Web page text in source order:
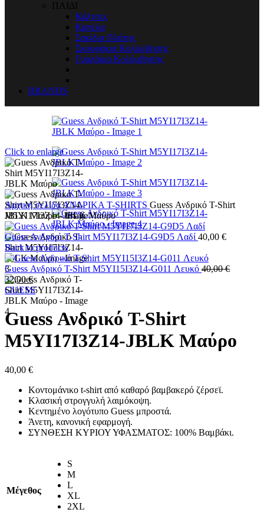
ΠΑΙΔΙ
Κάλτσες
Καπέλα
Σακίδια Πλάτης
Σκουφάκια Κολύμβησης
Γυαλάκια Κολύμβησης
BRANDS
Click to enlarge
Αρχική σελίδαΑΝΔΡΙΚΑ T-SHIRTS Guess Ανδρικό T-Shirt
M5YI17I3Z14-JBLK Μαύρο
Guess Ανδρικό T-Shirt M5YI17I3Z14-G9D5 Λαδί 40,00 €
Back to products
Guess Ανδρικό T-Shirt M5YI15I3Z14-G011 Λευκό 40,00€
Original
price
was:
40,00 €.
32,00€Η
τρέχουσα
τιμή
32,00 €.
GUESS
Guess Ανδρικό T-Shirt
M5YI17I3Z14-JBLK Μαύρο
40,00 €
Κοντομάνικο t-shirt από καθαρό βαμβακερό ζέρσεϊ.
Κλασική στρογγυλή λαιμόκοψη.
Κεντημένο λογότυπο Guess μπροστά.
Άνετη, κανονική εφαρμογή.
ΣΥΝΘΕΣΗ ΚΥΡΙΟΥ ΥΦΑΣΜΑΤΟΣ: 100% Βαμβάκι.
Μέγεθος
S
M
L
XL
2XL